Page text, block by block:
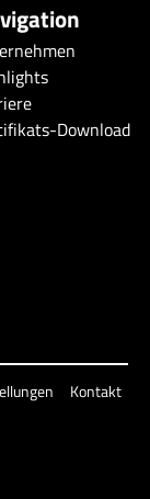
Download
Kontakt